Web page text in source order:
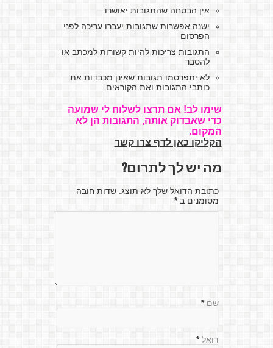
אין הבטחה שהתגובות יאושרו
ישנה אפשרות שתגובות יעברו עריכה לפני
הפרסום
התגובות צריכות להיות קשורות למכתב או
להסבר
לא יתפרסמו תגובות שאינן מכבדות את
כותבי התגובות ואת הקוראים.
שימו לב! אם תרצו לשלוח לי שמועה
כדי שאבדוק אותה, התגובות הן לא
המקום.
הקליקו כאן לדף צרו קשר
מה יש לך לתרום?
כתובת הדואל שלך לא תוצג. שדות חובה
מסומנים ב*
שם *
דואל *